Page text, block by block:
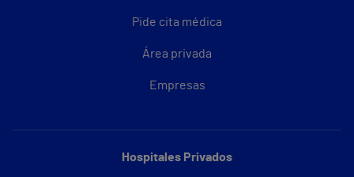
Pide cita médica
Área privada
Empresas
Hospitales Privados